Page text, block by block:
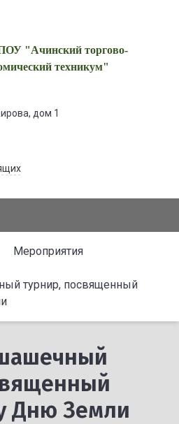
"Ачинский торгово-
техникум"
дом 1
Мероприятия
турнир, посвященный
Дню Земли